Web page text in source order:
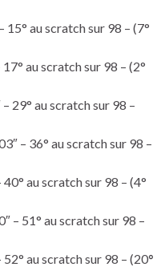
15° au scratch sur 98 – (7°
au scratch sur 98 – (2°
29° au scratch sur 98 –
– 36° au scratch sur 98 –
au scratch sur 98 – (4°
– 51° au scratch sur 98 –
au scratch sur 98 – (20°